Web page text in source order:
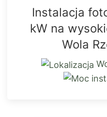
Instalacja
kW na
Wola